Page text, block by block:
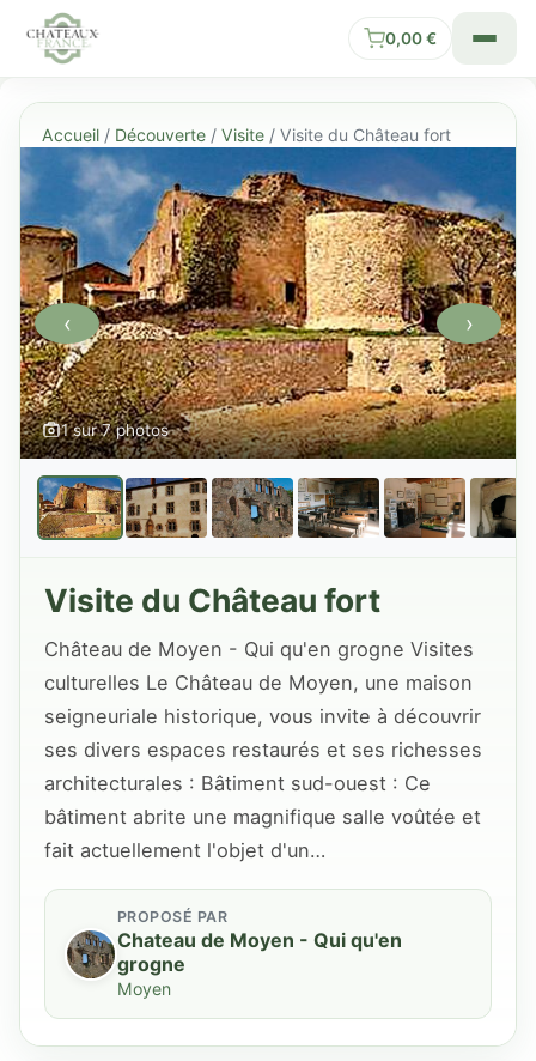
0,00€
Accueil / Découverte / Visite / Visite du Château fort
1 sur 7 photos
‹ ›
Visite du Château fort
Château de Moyen - Qui qu'en grogne Visites
culturelles Le Château de Moyen, une maison
seigneuriale historique, vous invite à découvrir
ses divers espaces restaurés et ses richesses
architecturales : Bâtiment sud-ouest : Ce
bâtiment abrite une magnifique salle voûtée et
fait actuellement l'objet d'un…
PROPOSÉ PAR
Chateau de Moyen - Qui qu'en
grogne
Moyen